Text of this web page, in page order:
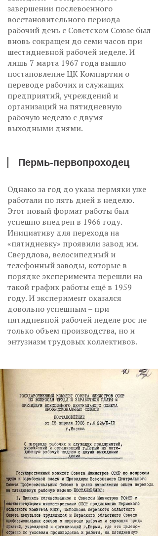
завершении послевоенного
восстановительного периода
рабочий день с Советском Союзе был
вновь сокращен до семи часов при
шестидневной рабочей неделе. И
лишь 7 марта 1967 года вышло
постановление ЦК Компартии о
переводе рабочих и служащих
предприятий, учреждений и
организаций на пятидневную
рабочую неделю с двумя
выходными днями.
Пермь-первопроходец
Однако за год до указа пермяки уже
работали по пять дней в неделю.
Этот новый формат работы был
успешно внедрен в 1966 году.
Инициативу для перехода на
«пятидневку» проявили завод им.
Свердлова, велосипедный и
телефонный заводы, которые в
порядке эксперимента перешли на
такой график работы ещё в 1959
году. И эксперимент оказался
довольно успешным – при
пятидневной рабочей неделе рос не
только объем производства, но и
энтузиазм трудовых коллективов.